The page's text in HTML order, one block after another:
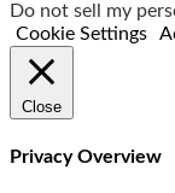
Do not sell my
Cookie Settings
Close
Privacy Overview